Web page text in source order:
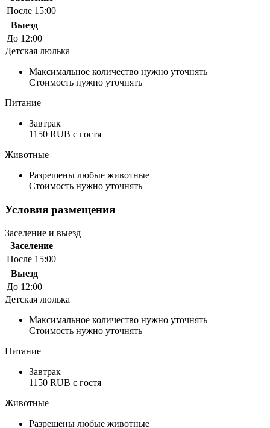
После 15:00
Выезд
До 12:00
Детская люлька
Максимальное количество нужно уточнять
Стоимость нужно уточнять
Питание
Завтрак
1150 RUB c гостя
Животные
Разрешены любые животные
Стоимость нужно уточнять
Условия размещения
Заселение и выезд
Заселение
После 15:00
Выезд
До 12:00
Детская люлька
Максимальное количество нужно уточнять
Стоимость нужно уточнять
Питание
Завтрак
1150 RUB c гостя
Животные
Разрешены любые животные